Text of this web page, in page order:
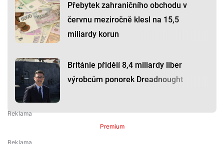
Přebytek zahraničního obchodu v
červnu meziročně klesl na 15,5
miliardy korun
Británie přidělí 8,4 miliardy liber
výrobcům ponorek Dreadnought
Premium